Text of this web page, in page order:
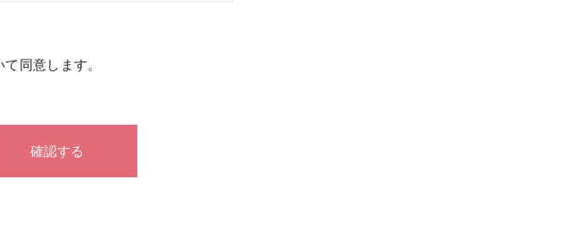
同意します。